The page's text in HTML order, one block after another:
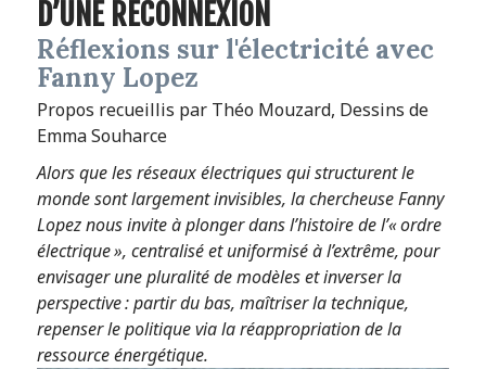
D’UNE RECONNEXION
Réflexions sur l'électricité avec
Fanny Lopez
Propos recueillis par Théo Mouzard, Dessins de
Emma Souharce
Alors que les réseaux électriques qui structurent le
monde sont largement invisibles, la chercheuse Fanny
Lopez nous invite à plonger dans l’histoire de l’« ordre
électrique », centralisé et uniformisé à l’extrême, pour
envisager une pluralité de modèles et inverser la
perspective : partir du bas, maîtriser la technique,
repenser le politique via la réappropriation de la
ressource énergétique.